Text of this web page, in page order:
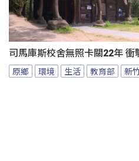
司馬庫斯校舍無照卡關22年 衝
原鄉 環境 生活 教育部 新